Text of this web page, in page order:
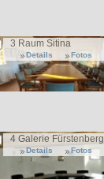
3 Raum Sitina
Details Fotos
4 Galerie Fürstenberg
Details Fotos